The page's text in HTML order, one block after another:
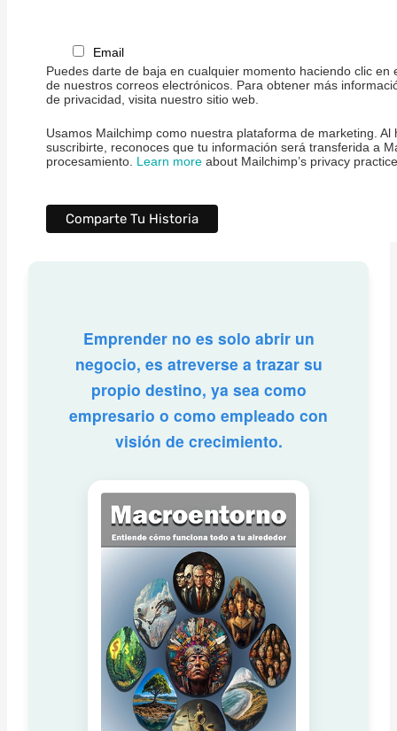
Email
Puedes darte de baja en cualquier momento haciendo clic en
de nuestros correos electrónicos. Para obtener más
de privacidad, visita nuestro sitio web.
Usamos Mailchimp como nuestra plataforma de marketing.
suscribirte, reconoces que tu información será transferida a
procesamiento. Learn moreabout Mailchimp’s privacy
Emprender no es solo abrir un
negocio, es atreverse a trazar su
propio destino, ya sea como
empresario o como empleado con
visión de crecimiento.